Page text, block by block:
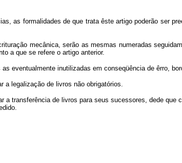
as formalidades de que trata êste artigo poderão ser
mecânica, serão as mesmas numeradas
a que se refere o artigo anterior.
eventualmente inutilizadas em conseqüência de êrro,
a legalização de livros não obrigatórios.
transferência de livros para seus sucessores, dede